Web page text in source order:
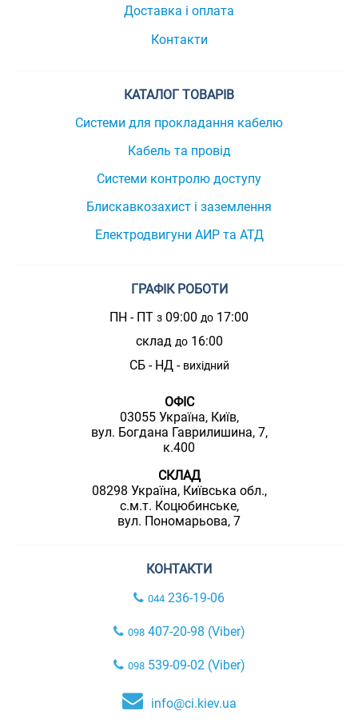
Доставка і оплата
Контакти
КАТАЛОГ ТОВАРІВ
Системи для прокладання кабелю
Кабель та провід
Системи контролю доступу
Блискавкозахист і заземлення
Електродвигуни АИР та АТД
ГРАФІК РОБОТИ
ПН - ПТ з 09:00 до 17:00
склад до16:00
СБ - НД - вихідний
ОФІС
03055 Україна, Київ,
вул. Богдана Гаврилишина, 7,
к.400
СКЛАД
08298 Україна, Київська обл.,
с.м.т. Коцюбинське,
вул. Пономарьова, 7
КОНТАКТИ
044 236-19-06
098407-20-98 (Viber)
098539-09-02 (Viber)
info@ci.kiev.ua